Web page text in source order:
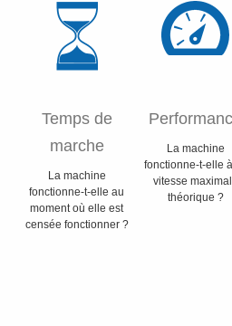
Temps de
marche
La machine
fonctionne-t-elle au
moment où elle est
censée fonctionner ?
La machine
fonctionne-t-elle
vitesse
théorique ?